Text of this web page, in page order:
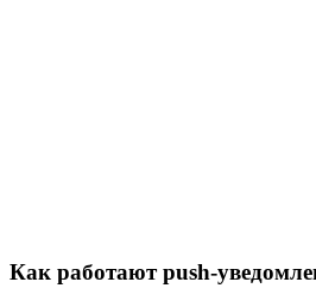
Как работают push-